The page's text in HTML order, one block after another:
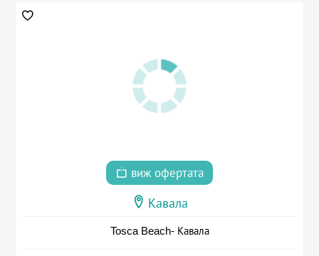
виж офертата
Кавала
Tosca Beach- Кавала